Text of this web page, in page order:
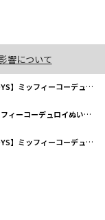
響について
フィーコーデュロイぬいぐるみ23cm
コーデュロイぬいぐるみ23cm
フィーコーデュロイぬいぐるみ23cm